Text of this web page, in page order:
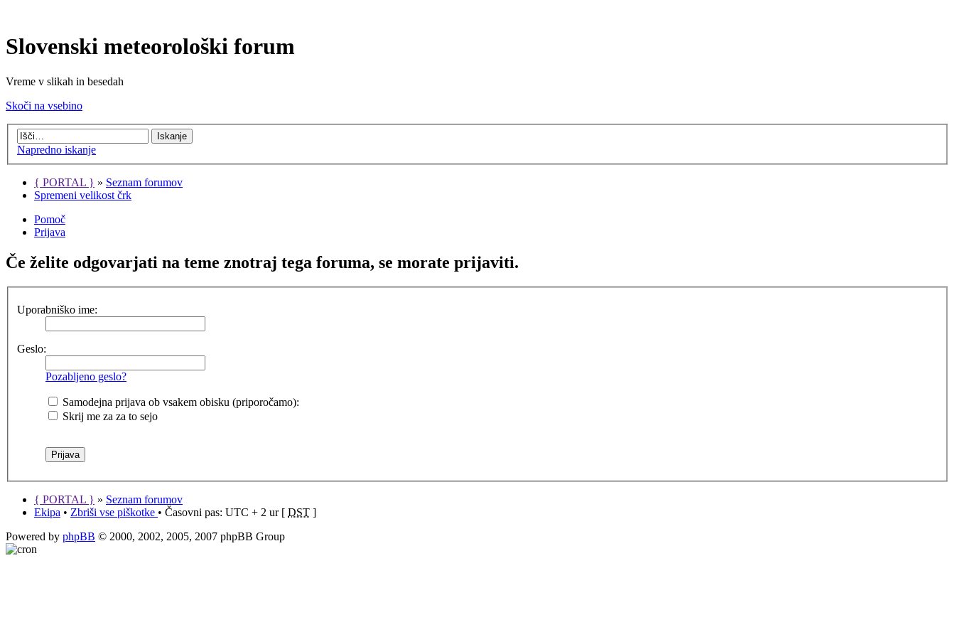
Slovenski meteorološki forum
Vreme v slikah in besedah
Skoči na vsebino
Napredno iskanje
{ PORTAL } » Seznam forumov
Spremeni velikost črk
Pomoč
Prijava
Če želite odgovarjati na teme znotraj tega foruma, se morate prijaviti.
Uporabniško ime:
Geslo:
Pozabljeno geslo?
Samodejna prijava ob vsakem obisku (priporočamo):
Skrij me za za to sejo
{ PORTAL } » Seznam forumov
Ekipa • Zbriši vse piškotke • Časovni pas: UTC + 2 ur [ DST ]
Powered by phpBB © 2000, 2002, 2005, 2007 phpBB Group